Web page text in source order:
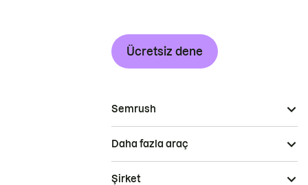
Ücretsiz dene
Semrush
Daha fazla araç
Şirket